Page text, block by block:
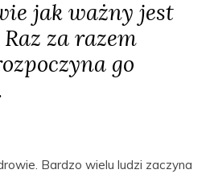
jak ważny jest
za razem
go
Bardzo wielu ludzi zaczyna